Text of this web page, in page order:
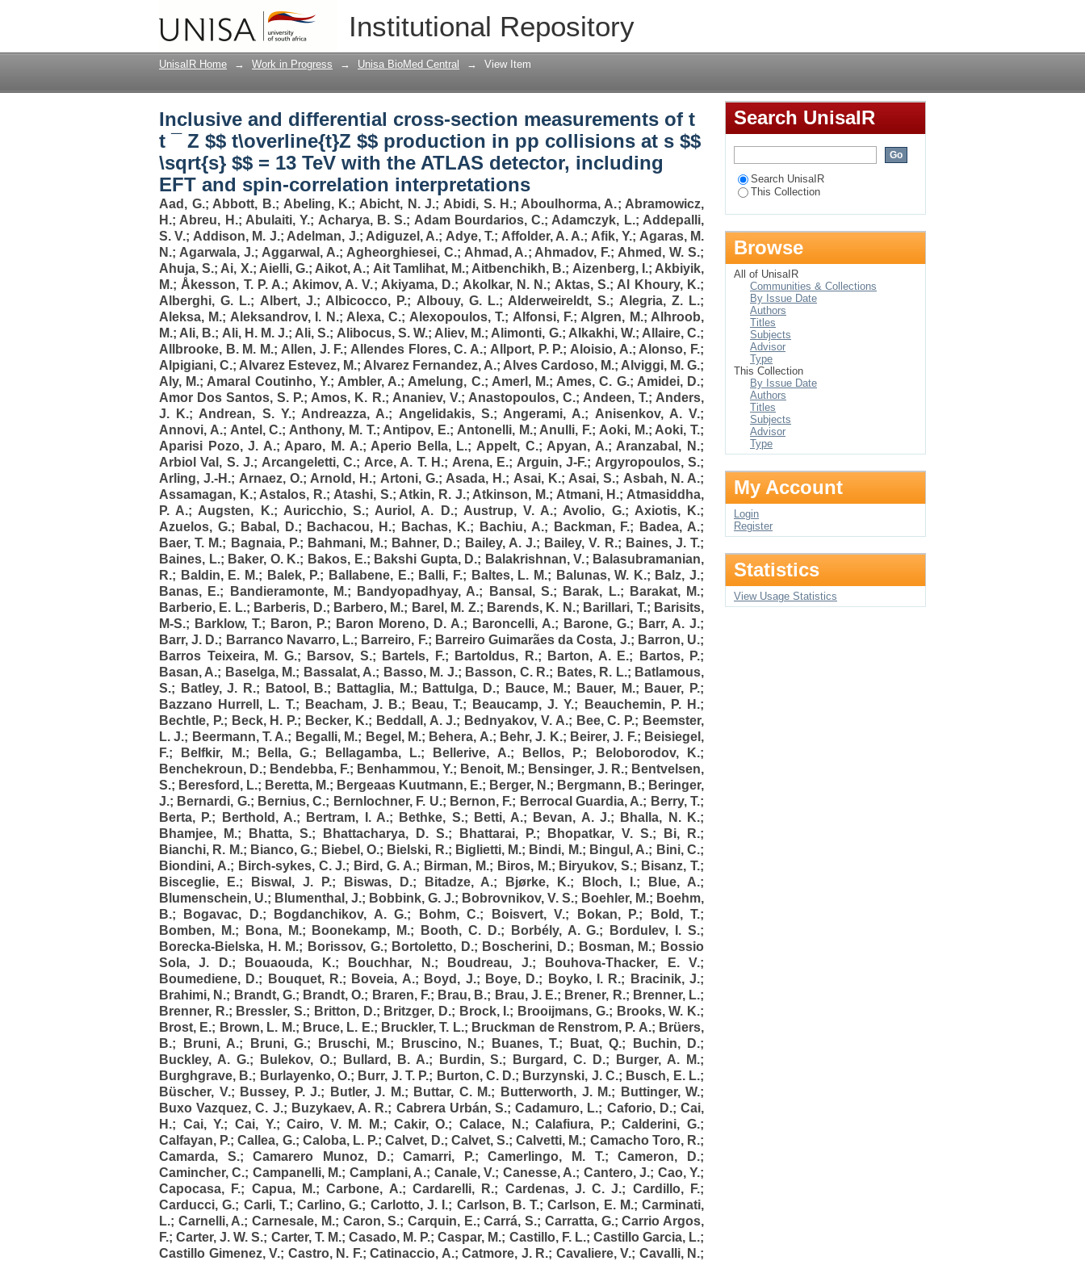
Institutional Repository
Inclusive and differential cross-section measurements of t t ¯ Z $$ t\overline{t}Z $$
production in pp collisions at s $$ \sqrt{s} $$ = 13 TeV with the ATLAS detector,
including EFT and spin-correlation interpretations
UnisaIR Home → Work in Progress → Unisa BioMed Central → View Item
Inclusive and differential cross-section measurements of t
t ¯ Z $$ t\overline{t}Z $$ production in pp collisions at s $$
\sqrt{s} $$ = 13 TeV with the ATLAS detector, including
EFT and spin-correlation interpretations
Aad, G.; Abbott, B.; Abeling, K.; Abicht, N. J.; Abidi, S. H.; Aboulhorma, A.; Abramowicz,
H.; Abreu, H.; Abulaiti, Y.; Acharya, B. S.; Adam Bourdarios, C.; Adamczyk, L.; Addepalli,
S. V.; Addison, M. J.; Adelman, J.; Adiguzel, A.; Adye, T.; Affolder, A. A.; Afik, Y.; Agaras, M.
N.; Agarwala, J.; Aggarwal, A.; Agheorghiesei, C.; Ahmad, A.; Ahmadov, F.; Ahmed, W. S.;
Ahuja, S.; Ai, X.; Aielli, G.; Aikot, A.; Ait Tamlihat, M.; Aitbenchikh, B.; Aizenberg, I.; Akbiyik,
M.; Åkesson, T. P. A.; Akimov, A. V.; Akiyama, D.; Akolkar, N. N.; Aktas, S.; Al Khoury, K.;
Alberghi, G. L.; Albert, J.; Albicocco, P.; Albouy, G. L.; Alderweireldt, S.; Alegria, Z. L.;
Aleksa, M.; Aleksandrov, I. N.; Alexa, C.; Alexopoulos, T.; Alfonsi, F.; Algren, M.; Alhroob,
M.; Ali, B.; Ali, H. M. J.; Ali, S.; Alibocus, S. W.; Aliev, M.; Alimonti, G.; Alkakhi, W.; Allaire, C.;
Allbrooke, B. M. M.; Allen, J. F.; Allendes Flores, C. A.; Allport, P. P.; Aloisio, A.; Alonso, F.;
Alpigiani, C.; Alvarez Estevez, M.; Alvarez Fernandez, A.; Alves Cardoso, M.; Alviggi, M. G.;
Aly, M.; Amaral Coutinho, Y.; Ambler, A.; Amelung, C.; Amerl, M.; Ames, C. G.; Amidei, D.;
Amor Dos Santos, S. P.; Amos, K. R.; Ananiev, V.; Anastopoulos, C.; Andeen, T.; Anders,
J. K.; Andrean, S. Y.; Andreazza, A.; Angelidakis, S.; Angerami, A.; Anisenkov, A. V.;
Annovi, A.; Antel, C.; Anthony, M. T.; Antipov, E.; Antonelli, M.; Anulli, F.; Aoki, M.; Aoki, T.;
Aparisi Pozo, J. A.; Aparo, M. A.; Aperio Bella, L.; Appelt, C.; Apyan, A.; Aranzabal, N.;
Arbiol Val, S. J.; Arcangeletti, C.; Arce, A. T. H.; Arena, E.; Arguin, J-F.; Argyropoulos, S.;
Arling, J.-H.; Arnaez, O.; Arnold, H.; Artoni, G.; Asada, H.; Asai, K.; Asai, S.; Asbah, N. A.;
Assamagan, K.; Astalos, R.; Atashi, S.; Atkin, R. J.; Atkinson, M.; Atmani, H.; Atmasiddha,
P. A.; Augsten, K.; Auricchio, S.; Auriol, A. D.; Austrup, V. A.; Avolio, G.; Axiotis, K.;
Azuelos, G.; Babal, D.; Bachacou, H.; Bachas, K.; Bachiu, A.; Backman, F.; Badea, A.;
Baer, T. M.; Bagnaia, P.; Bahmani, M.; Bahner, D.; Bailey, A. J.; Bailey, V. R.; Baines, J. T.;
Baines, L.; Baker, O. K.; Bakos, E.; Bakshi Gupta, D.; Balakrishnan, V.; Balasubramanian,
R.; Baldin, E. M.; Balek, P.; Ballabene, E.; Balli, F.; Baltes, L. M.; Balunas, W. K.; Balz, J.;
Banas, E.; Bandieramonte, M.; Bandyopadhyay, A.; Bansal, S.; Barak, L.; Barakat, M.;
Barberio, E. L.; Barberis, D.; Barbero, M.; Barel, M. Z.; Barends, K. N.; Barillari, T.; Barisits,
M-S.; Barklow, T.; Baron, P.; Baron Moreno, D. A.; Baroncelli, A.; Barone, G.; Barr, A. J.;
Barr, J. D.; Barranco Navarro, L.; Barreiro, F.; Barreiro Guimarães da Costa, J.; Barron, U.;
Barros Teixeira, M. G.; Barsov, S.; Bartels, F.; Bartoldus, R.; Barton, A. E.; Bartos, P.;
Basan, A.; Baselga, M.; Bassalat, A.; Basso, M. J.; Basson, C. R.; Bates, R. L.; Batlamous,
S.; Batley, J. R.; Batool, B.; Battaglia, M.; Battulga, D.; Bauce, M.; Bauer, M.; Bauer, P.;
Bazzano Hurrell, L. T.; Beacham, J. B.; Beau, T.; Beaucamp, J. Y.; Beauchemin, P. H.;
Bechtle, P.; Beck, H. P.; Becker, K.; Beddall, A. J.; Bednyakov, V. A.; Bee, C. P.; Beemster,
L. J.; Beermann, T. A.; Begalli, M.; Begel, M.; Behera, A.; Behr, J. K.; Beirer, J. F.; Beisiegel,
F.; Belfkir, M.; Bella, G.; Bellagamba, L.; Bellerive, A.; Bellos, P.; Beloborodov, K.;
Benchekroun, D.; Bendebba, F.; Benhammou, Y.; Benoit, M.; Bensinger, J. R.; Bentvelsen,
S.; Beresford, L.; Beretta, M.; Bergeaas Kuutmann, E.; Berger, N.; Bergmann, B.; Beringer,
J.; Bernardi, G.; Bernius, C.; Bernlochner, F. U.; Bernon, F.; Berrocal Guardia, A.; Berry, T.;
Berta, P.; Berthold, A.; Bertram, I. A.; Bethke, S.; Betti, A.; Bevan, A. J.; Bhalla, N. K.;
Bhamjee, M.; Bhatta, S.; Bhattacharya, D. S.; Bhattarai, P.; Bhopatkar, V. S.; Bi, R.;
Bianchi, R. M.; Bianco, G.; Biebel, O.; Bielski, R.; Biglietti, M.; Bindi, M.; Bingul, A.; Bini, C.;
Biondini, A.; Birch-sykes, C. J.; Bird, G. A.; Birman, M.; Biros, M.; Biryukov, S.; Bisanz, T.;
Bisceglie, E.; Biswal, J. P.; Biswas, D.; Bitadze, A.; Bjørke, K.; Bloch, I.; Blue, A.;
Blumenschein, U.; Blumenthal, J.; Bobbink, G. J.; Bobrovnikov, V. S.; Boehler, M.; Boehm,
B.; Bogavac, D.; Bogdanchikov, A. G.; Bohm, C.; Boisvert, V.; Bokan, P.; Bold, T.;
Bomben, M.; Bona, M.; Boonekamp, M.; Booth, C. D.; Borbély, A. G.; Bordulev, I. S.;
Borecka-Bielska, H. M.; Borissov, G.; Bortoletto, D.; Boscherini, D.; Bosman, M.; Bossio
Sola, J. D.; Bouaouda, K.; Bouchhar, N.; Boudreau, J.; Bouhova-Thacker, E. V.;
Boumediene, D.; Bouquet, R.; Boveia, A.; Boyd, J.; Boye, D.; Boyko, I. R.; Bracinik, J.;
Brahimi, N.; Brandt, G.; Brandt, O.; Braren, F.; Brau, B.; Brau, J. E.; Brener, R.; Brenner, L.;
Brenner, R.; Bressler, S.; Britton, D.; Britzger, D.; Brock, I.; Brooijmans, G.; Brooks, W. K.;
Brost, E.; Brown, L. M.; Bruce, L. E.; Bruckler, T. L.; Bruckman de Renstrom, P. A.; Brüers,
B.; Bruni, A.; Bruni, G.; Bruschi, M.; Bruscino, N.; Buanes, T.; Buat, Q.; Buchin, D.;
Buckley, A. G.; Bulekov, O.; Bullard, B. A.; Burdin, S.; Burgard, C. D.; Burger, A. M.;
Burghgrave, B.; Burlayenko, O.; Burr, J. T. P.; Burton, C. D.; Burzynski, J. C.; Busch, E. L.;
Büscher, V.; Bussey, P. J.; Butler, J. M.; Buttar, C. M.; Butterworth, J. M.; Buttinger, W.;
Buxo Vazquez, C. J.; Buzykaev, A. R.; Cabrera Urbán, S.;Cadamuro, L.; Caforio, D.;Cai,
H.; Cai, Y.; Cai, Y.;Cairo, V. M. M.; Cakir, O.; Calace, N.;Calafiura, P.;Calderini, G.;
Calfayan, P.;Callea, G.; Caloba, L. P.;Calvet, D.; Calvet, S.;Calvetti, M.; Camacho Toro, R.;
Camarda, S.;Camarero Munoz, D.;Camarri, P.;Camerlingo, M. T.;Cameron, D.;
Camincher, C.; Campanelli, M.; Camplani, A.; Canale, V.; Canesse, A.; Cantero, J.; Cao, Y.;
Capocasa, F.; Capua, M.;Carbone, A.; Cardarelli, R.; Cardenas, J. C. J.; Cardillo, F.;
Carducci, G.; Carli, T.;Carlino, G.; Carlotto, J. I.; Carlson, B. T.;Carlson, E. M.;Carminati,
L.; Carnelli, A.;Carnesale, M.; Caron, S.;Carquin, E.;Carrá, S.; Carratta, G.;Carrio Argos,
F.;Carter, J. W. S.; Carter, T. M.; Casado, M. P.;Caspar, M.; Castillo, F. L.; Castillo Garcia, L.;
Castillo Gimenez, V.; Castro, N. F.; Catinaccio, A.; Catmore, J. R.; Cavaliere, V.; Cavalli, N.;
Search UnisaIR
Search UnisaIR
This Collection
Browse
All of UnisaIR
Communities & Collections
By Issue Date
Authors
Titles
Subjects
Advisor
Type
This Collection
By Issue Date
Authors
Titles
Subjects
Advisor
Type
My Account
Login
Register
Statistics
View Usage Statistics